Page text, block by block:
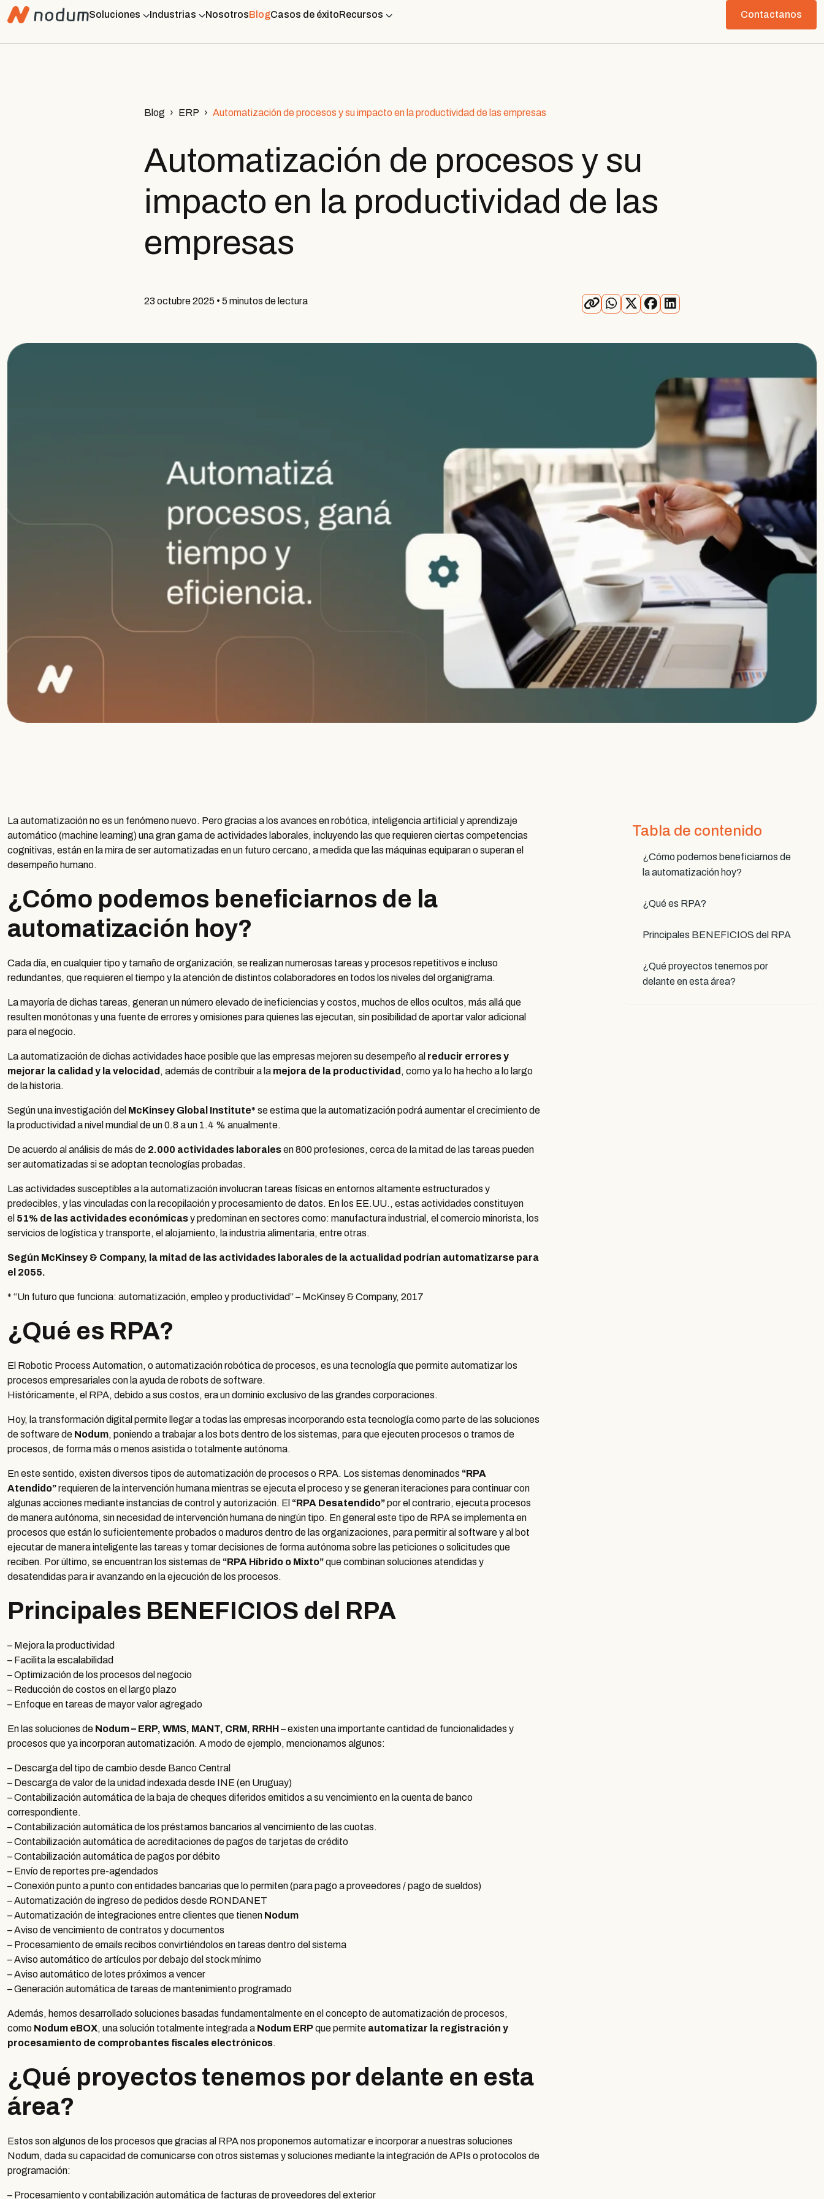
Soluciones Industrias NosotrosBlogCasos de éxitoRecursos Contactanos
Blog ERP Automatización de procesos y su impacto en la productividad de las empresas
Automatización de procesos y su
impacto en la productividad de las
empresas
23 octubre 2025 • 5 minutos de lectura
Tabla de contenido
¿Cómo podemos beneficiarnos de
la automatización hoy?
¿Qué es RPA?
Principales BENEFICIOS del RPA
¿Qué proyectos tenemos por
delante en esta área?
La automatización no es un fenómeno nuevo. Pero gracias a los avances en robótica, inteligencia artificial y aprendizaje
automático (machine learning) una gran gama de actividades laborales, incluyendo las que requieren ciertas competencias
cognitivas, están en la mira de ser automatizadas en un futuro cercano, a medida que las máquinas equiparan o superan el
desempeño humano.
¿Cómo podemos beneficiarnos de la
automatización hoy?
Cada día, en cualquier tipo y tamaño de organización, se realizan numerosas tareas y procesos repetitivos e incluso
redundantes, que requieren el tiempo y la atención de distintos colaboradores en todos los niveles del organigrama.
La mayoría de dichas tareas, generan un número elevado de ineficiencias y costos, muchos de ellos ocultos, más allá que
resulten monótonas y una fuente de errores y omisiones para quienes las ejecutan, sin posibilidad de aportar valor adicional
para el negocio.
La automatización de dichas actividades hace posible que las empresas mejoren su desempeño al reducir errores y
mejorar la calidad y la velocidad , además de contribuir a la mejora de la productividad , como ya lo ha hecho a lo largo
de la historia.
Según una investigación del McKinsey Global Institute* se estima que la automatización podrá aumentar el crecimiento de
la productividad a nivel mundial de un 0.8 a un 1.4 % anualmente.
De acuerdo al análisis de más de 2.000 actividades laboralesen 800 profesiones, cerca de la mitad de las tareas pueden
ser automatizadas si se adoptan tecnologías probadas.
Las actividades susceptibles a la automatización involucran tareas físicas en entornos altamente estructurados y
predecibles, y las vinculadas con la recopilación y procesamiento de datos. En los EE.UU., estas actividades constituyen
el 51% de las actividades económicasy predominan en sectores como: manufactura industrial, el comercio minorista, los
servicios de logística y transporte, el alojamiento, la industria alimentaria, entre otras.
Según McKinsey & Company, la mitad de las actividades laborales de la actualidad podrían automatizarse para
el 2055.
* “Un futuro que funciona: automatización, empleo y productividad” – McKinsey & Company, 2017
¿Qué es RPA?
El Robotic Process Automation, o automatización robótica de procesos, es una tecnología que permite automatizar los
procesos empresariales con la ayuda de robots de software.
Históricamente, el RPA, debido a sus costos, era un dominio exclusivo de las grandes corporaciones.
Hoy, la transformación digital permite llegar a todas las empresas incorporando esta tecnología como parte de las soluciones
de software de Nodum, poniendo a trabajar a los bots dentro de los sistemas, para que ejecuten procesos o tramos de
procesos, de forma más o menos asistida o totalmente autónoma.
En este sentido, existen diversos tipos de automatización de procesos o RPA. Los sistemas denominados “RPA
Atendido”requieren de la intervención humana mientras se ejecuta el proceso y se generan iteraciones para continuar con
algunas acciones mediante instancias de control y autorización. El “RPA Desatendido”por el contrario, ejecuta procesos
de manera autónoma, sin necesidad de intervención humana de ningún tipo. En general este tipo de RPA se implementa en
procesos que están lo suficientemente probados o maduros dentro de las organizaciones, para permitir al software y al bot
ejecutar de manera inteligente las tareas y tomar decisiones de forma autónoma sobre las peticiones o solicitudes que
reciben. Por último, se encuentran los sistemas de “RPA Híbrido o Mixto”que combinan soluciones atendidas y
desatendidas para ir avanzando en la ejecución de los procesos.
Principales BENEFICIOS del RPA
– Mejora la productividad
– Facilita la escalabilidad
– Optimización de los procesos del negocio
– Reducción de costos en el largo plazo
– Enfoque en tareas de mayor valor agregado
En las soluciones de Nodum – ERP, WMS, MANT, CRM, RRHH– existen una importante cantidad de funcionalidades y
procesos que ya incorporan automatización. A modo de ejemplo, mencionamos algunos:
– Descarga del tipo de cambio desde Banco Central
– Descarga de valor de la unidad indexada desde INE (en Uruguay)
– Contabilización automática de la baja de cheques diferidos emitidos a su vencimiento en la cuenta de banco
correspondiente.
– Contabilización automática de los préstamos bancarios al vencimiento de las cuotas.
– Contabilización automática de acreditaciones de pagos de tarjetas de crédito
– Contabilización automática de pagos por débito
– Envío de reportes pre-agendados
– Conexión punto a punto con entidades bancarias que lo permiten (para pago a proveedores / pago de sueldos)
– Automatización de ingreso de pedidos desde RONDANET
– Automatización de integraciones entre clientes que tienen Nodum
– Aviso de vencimiento de contratos y documentos
– Procesamiento de emails recibos convirtiéndolos en tareas dentro del sistema
– Aviso automático de artículos por debajo del stock mínimo
– Aviso automático de lotes próximos a vencer
– Generación automática de tareas de mantenimiento programado
Además, hemos desarrollado soluciones basadas fundamentalmente en el concepto de automatización de procesos,
como Nodum eBOX, una solución totalmente integrada a Nodum ERPque permite automatizar la registración y
procesamiento de comprobantes fiscales electrónicos.
¿Qué proyectos tenemos por delante en esta
área?
Estos son algunos de los procesos que gracias al RPA nos proponemos automatizar e incorporar a nuestras soluciones
Nodum, dada su capacidad de comunicarse con otros sistemas y soluciones mediante la integración de APIs o protocolos de
programación:
– Procesamiento y contabilización automática de facturas de proveedores del exterior